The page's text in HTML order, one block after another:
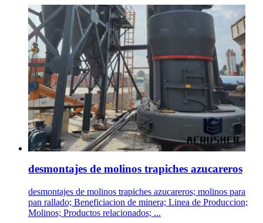
desmontajes de molinos trapiches azucareros
desmontajes de molinos trapiches azucareros; molinos para
pan rallado; Beneficiacion de minera; Linea de Produccion;
Molinos; Productos relacionados; ...